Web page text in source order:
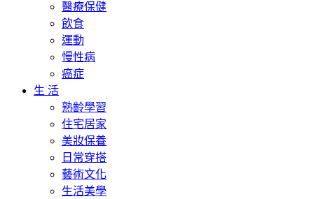
醫療保健
飲食
運動
慢性病
癌症
生 活
熟齡學習
住宅居家
美妝保養
日常穿搭
藝術文化
生活美學